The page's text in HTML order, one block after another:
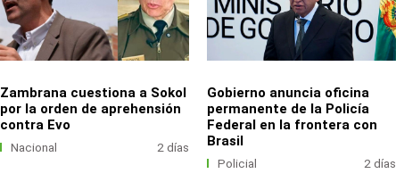
Zambrana cuestiona a Sokol
por la orden de aprehensión
contra Evo
Nacional 2 días
Gobierno anuncia oficina
permanente de la Policía
Federal en la frontera con
Brasil
Policial 2 días